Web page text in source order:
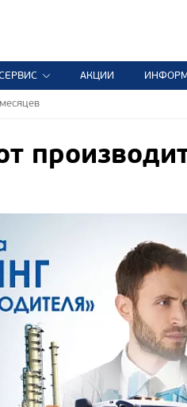
АКЦИИ